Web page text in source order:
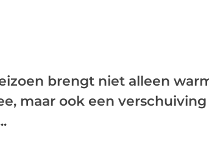
brengt niet alleen
maar ook een